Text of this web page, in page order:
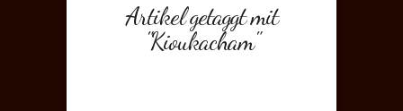
Artikel getaggt mit
"Kioukacham"